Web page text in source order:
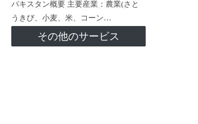
パキスタン概要 主要産業：農業(さと
うきび、小麦、米、コーン…
その他のサービス